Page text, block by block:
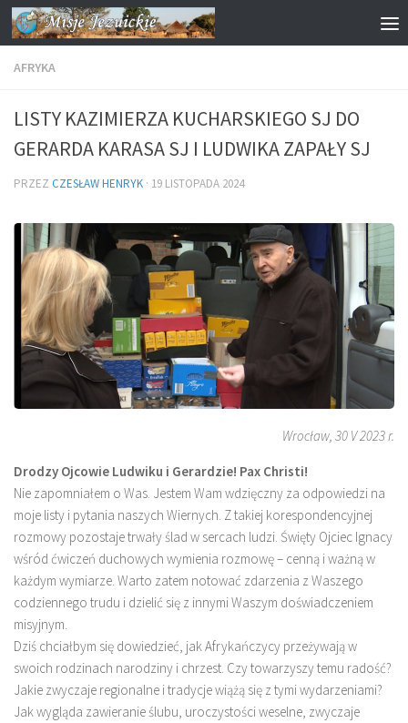
Przejdź do treści
AFRYKA
LISTY KAZIMIERZA KUCHARSKIEGO SJ DO
GERARDA KARASA SJ I LUDWIKA ZAPAŁY SJ
PRZEZ CZESŁAW HENRYK · 19 LISTOPADA 2024
Wrocław, 30 V 2023 r.
Drodzy Ojcowie Ludwiku i Gerardzie! Pax Christi!
Nie zapomniałem o Was. Jestem Wam wdzięczny za odpowiedzi na
moje listy i pytania naszych Wiernych. Z takiej korespondencyjnej
rozmowy pozostaje trwały ślad w sercach ludzi. Święty Ojciec Ignacy
wśród ćwiczeń duchowych wymienia rozmowę – cenną i ważną w
każdym wymiarze. Warto zatem notować zdarzenia z Waszego
codziennego trudu i dzielić się z innymi Waszym doświadczeniem
misyjnym.
Dziś chciałbym się dowiedzieć, jak Afrykańczycy przeżywają w
swoich rodzinach narodziny i chrzest. Czy towarzyszy temu radość?
Jakie zwyczaje regionalne i tradycje wiążą się z tymi wydarzeniami?
Jak wygląda zawieranie ślubu, uroczystości weselne, zwyczaje